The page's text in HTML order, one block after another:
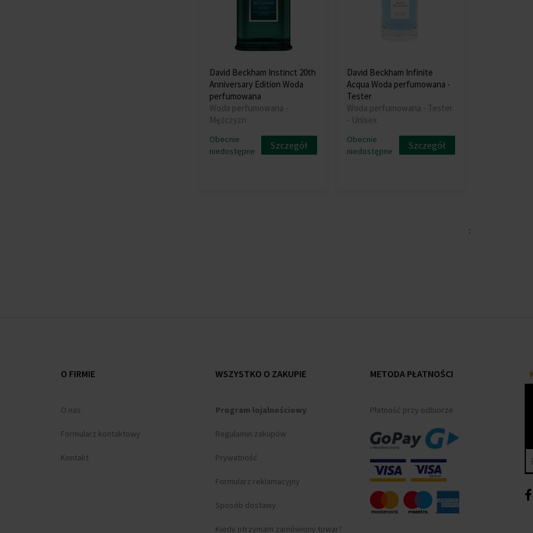
David Beckham Instinct 20th
Anniversary Edition Woda
perfumowana
Woda perfumowana -
Mężczyzn
Obecnie
niedostępne
Szczegół
David Beckham Infinite
Acqua Woda perfumowana -
Tester
Woda perfumowana - Tester
- Unisex
Obecnie
niedostępne
Szczegół
:
O FIRMIE
O nas
Formularz kontaktowy
Kontakt
WSZYSTKO O ZAKUPIE
Program lojalnościowy
Regulamin zakupów
Prywatność
Formularz reklamacyjny
Sposób dostawy
Kiedy otrzymam zamówiony towar?
METODA PŁATNOŚCI
Płatność przy odbiorze